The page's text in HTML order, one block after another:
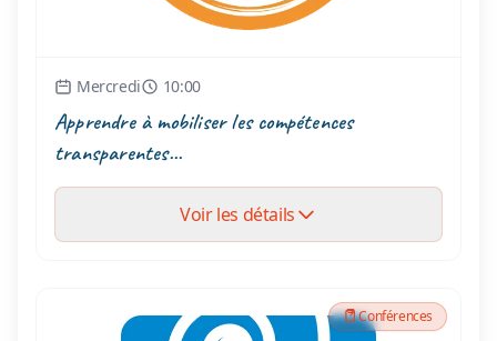
Mercredi 10:00
Apprendre à mobiliser les compétences
transparentes...
Voir les détails
Conférences